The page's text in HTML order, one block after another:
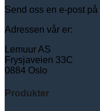
Send oss en e-post
Adressen vår er:
Lemuur AS
Frysjaveien 33C
0884 Oslo
Produkter